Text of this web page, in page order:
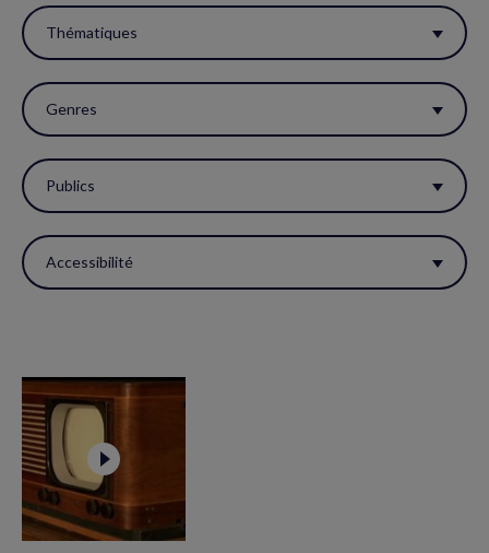
pour
réactualiser
la
page.
Thématiques
Genres
Publics
Accessibilité